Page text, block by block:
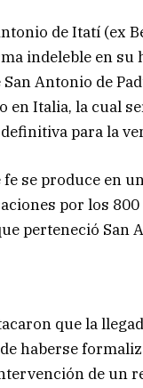
de Itatí (ex
indeleble en
Antonio de
en Italia, la cual
para la
se produce en
por los
perteneció San
que la
haberse
de un